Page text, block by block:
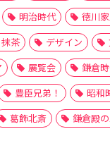
明治時代
徳川
抹茶 デザイン
展覧会
鎌倉
豊臣兄弟！
昭和
葛飾北斎 鎌倉殿